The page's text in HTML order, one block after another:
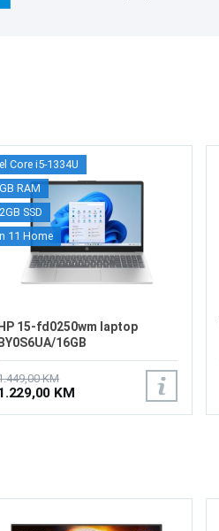
Core i5-1334U
RAM
SSD
11 Home
HP 15-fd0250wm laptop
BY0S6UA/16GB
KM
KM